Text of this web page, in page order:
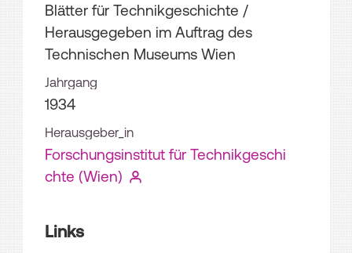
Blätter für Technikgeschichte /
Herausgegeben im Auftrag des
Technischen Museums Wien
Jahrgang
1934
Herausgeber_in
Forschungsinstitut für Technikgeschi
chte (Wien)
Links